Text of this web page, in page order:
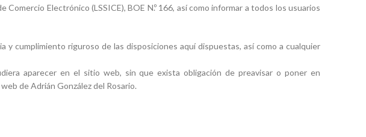
Electrónico (LSSICE), BOE N.º 166, así como informar a todos los usuarios
cumplimiento riguroso de las disposiciones aquí dispuestas, así como a cualquier
aparecer en el sitio web, sin que exista obligación de preavisar o poner en
de Adrián González del Rosario.